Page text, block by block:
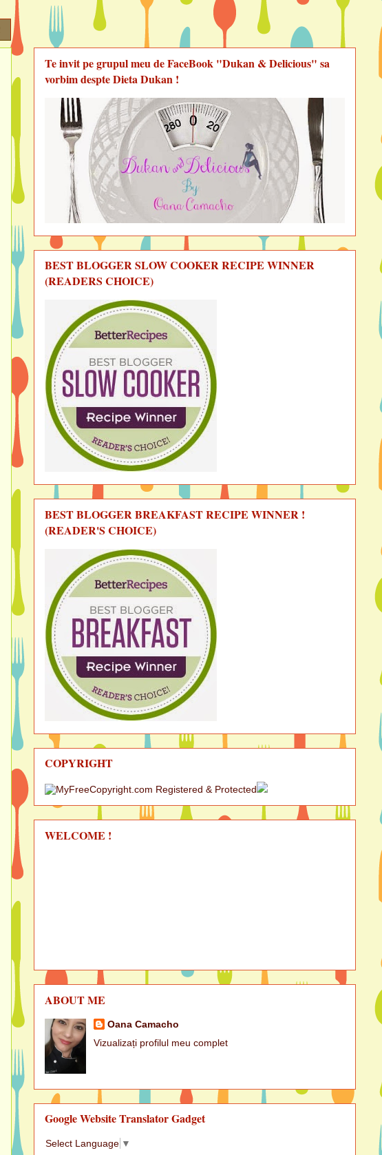
Te invit pe grupul meu de FaceBook "Dukan & Delicious" sa
vorbim despte Dieta Dukan !
BEST BLOGGER SLOW COOKER RECIPE WINNER
(READERS CHOICE)
BEST BLOGGER BREAKFAST RECIPE WINNER !
(READER'S CHOICE)
COPYRIGHT
WELCOME !
ABOUT ME
Oana Camacho
Vizualizați profilul meu complet
Google Website Translator Gadget
Select Language ▼